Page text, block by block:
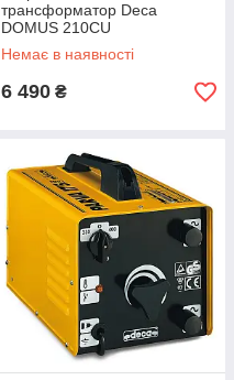
трансформатор Deca
DOMUS 210CU
Немає в наявності
6 490 ₴